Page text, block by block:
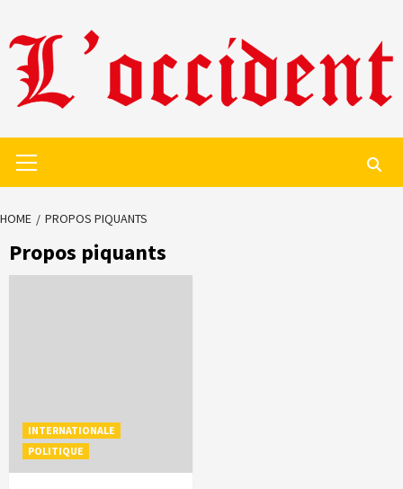
to
content
Menu
HOME PROPOS PIQUANTS
Propos piquants
INTERNATIONALE
POLITIQUE